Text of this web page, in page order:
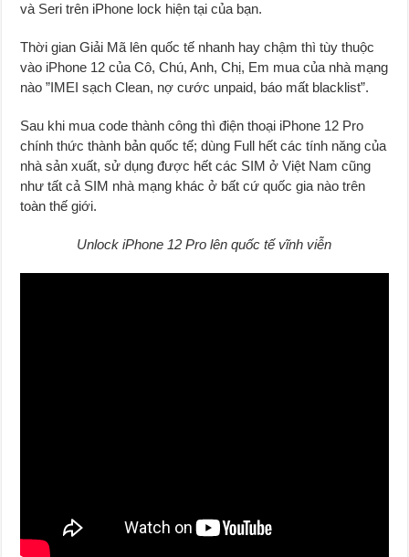
và Seri trên iPhone lock hiện tại của bạn.
Thời gian Giải Mã lên quốc tế nhanh hay chậm thì tùy thuộc
vào iPhone 12 của Cô, Chú, Anh, Chị, Em mua của nhà mạng
nào ”IMEI sạch Clean, nợ cước unpaid, báo mất blacklist”.
Sau khi mua code thành công thì điện thoại iPhone 12 Pro
chính thức thành bản quốc tế; dùng Full hết các tính năng của
nhà sản xuất, sử dụng được hết các SIM ở Việt Nam cũng
như tất cả SIM nhà mạng khác ở bất cứ quốc gia nào trên
toàn thế giới.
Unlock iPhone 12 Pro lên quốc tế vĩnh viễn